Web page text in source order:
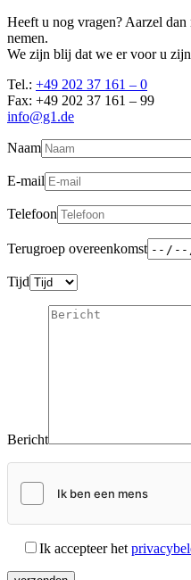
Heeft u nog vragen? Aarzel
nemen.
We zijn blij dat we er voor u
Tel.: +49 202 37 161 – 0
Fax: +49 202 37 161 – 99
info@g1.de
Naam
E-mail
Telefoon
Terugroep overeenkomst
Tijd
Bericht
Ik accepteer het